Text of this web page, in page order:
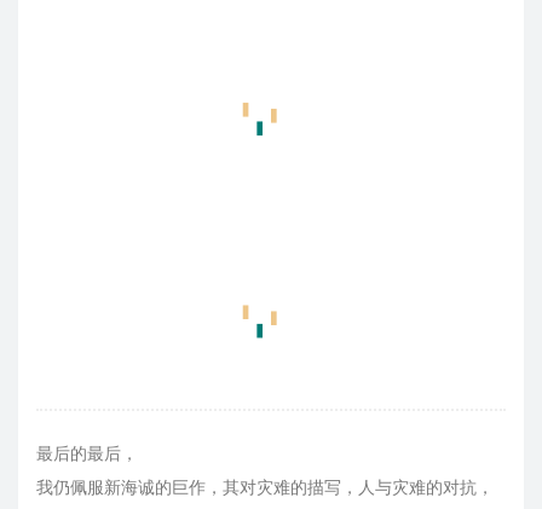
最后的最后，
我仍佩服新海诚的巨作，其对灾难的描写，人与灾难的对抗，